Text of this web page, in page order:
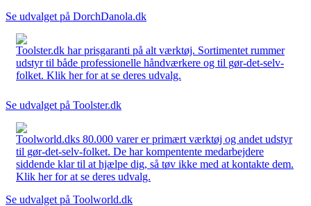
Se udvalget på DorchDanola.dk
Toolster.dk har prisgaranti på alt værktøj. Sortimentet rummer
udstyr til både professionelle håndværkere og til gør-det-selv-
folket. Klik her for at se deres udvalg.
Se udvalget på Toolster.dk
Toolworld.dks 80.000 varer er primært værktøj og andet udstyr
til gør-det-selv-folket. De har kompentente medarbejdere
siddende klar til at hjælpe dig, så tøv ikke med at kontakte dem.
Klik her for at se deres udvalg.
Se udvalget på Toolworld.dk